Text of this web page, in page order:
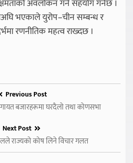
अवलोकन गर्न सहयोग गर्नेछ ।
भएकाले युरोप–चीन सम्बन्ध र
रणनीतिक महत्व राख्दछ ।
Previous Post
बजारहरूमा घरदैलो तथा कोणसभा
Next Post
राज्यको कोष लिने विचार गलत